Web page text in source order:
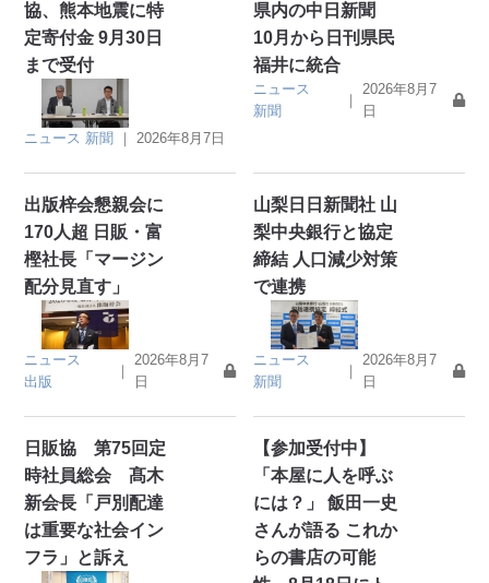
協、熊本地震に特
定寄付金 9月30日
まで受付
ニュース 新聞 ｜2026年8月7日
県内の中日新聞
10月から日刊県民
福井に統合
ニュース
新聞
｜
2026年8月7
日
出版梓会懇親会に
170人超 日販・富
樫社長「マージン
配分見直す」
ニュース
出版
｜
2026年8月7
日
山梨日日新聞社 山
梨中央銀行と協定
締結 人口減少対策
で連携
ニュース
新聞
｜
2026年8月7
日
日販協 第75回定
時社員総会 髙木
新会長「戸別配達
は重要な社会イン
フラ」と訴え
【参加受付中】
「本屋に人を呼ぶ
には？」 飯田一史
さんが語る これか
らの書店の可能